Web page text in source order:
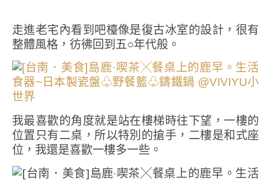
走進老宅內看到吧檯像是復古冰室的設計，很有
整體風格，彷彿回到五○年代般。
我最喜歡的角度就是站在樓梯時往下望，一樓的
位置只有二桌，所以特別的搶手，二樓是和式座
位，我還是喜歡一樓多一些。